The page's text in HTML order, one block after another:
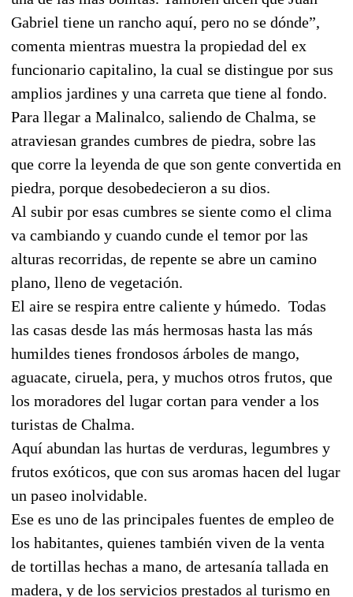
Gabriel tiene un rancho aquí, pero no se dónde”,
comenta mientras muestra la propiedad del ex
funcionario capitalino, la cual se distingue por sus
amplios jardines y una carreta que tiene al fondo.
Para llegar a Malinalco, saliendo de Chalma, se
atraviesan grandes cumbres de piedra, sobre las
que corre la leyenda de que son gente convertida en
piedra, porque desobedecieron a su dios.
Al subir por esas cumbres se siente como el clima
va cambiando y cuando cunde el temor por las
alturas recorridas, de repente se abre un camino
plano, lleno de vegetación.
El aire se respira entre caliente y húmedo. Todas
las casas desde las más hermosas hasta las más
humildes tienes frondosos árboles de mango,
aguacate, ciruela, pera, y muchos otros frutos, que
los moradores del lugar cortan para vender a los
turistas de Chalma.
Aquí abundan las hurtas de verduras, legumbres y
frutos exóticos, que con sus aromas hacen del lugar
un paseo inolvidable.
Ese es uno de las principales fuentes de empleo de
los habitantes, quienes también viven de la venta
de tortillas hechas a mano, de artesanía tallada en
madera, y de los servicios prestados al turismo en